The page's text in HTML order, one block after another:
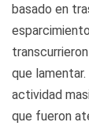
basado en
que
actividad
que fueron